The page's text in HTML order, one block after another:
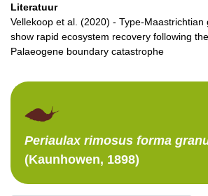
Literatuur
Vellekoop et al. (2020) -
show rapid ecosystem recovery following
Palaeogene boundary catastrophe
Periaulaxrimosus forma
(Kaunhowen, 1898)